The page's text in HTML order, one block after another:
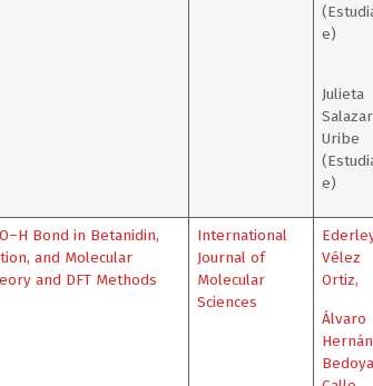
e)
Julieta
Salazar
Uribe
e)
Bond in Betanidin,
and Molecular
and DFT Methods
International
Journal of
Molecular
Sciences
Vélez
Ortiz,
Álvaro
Hernán
Bedoya